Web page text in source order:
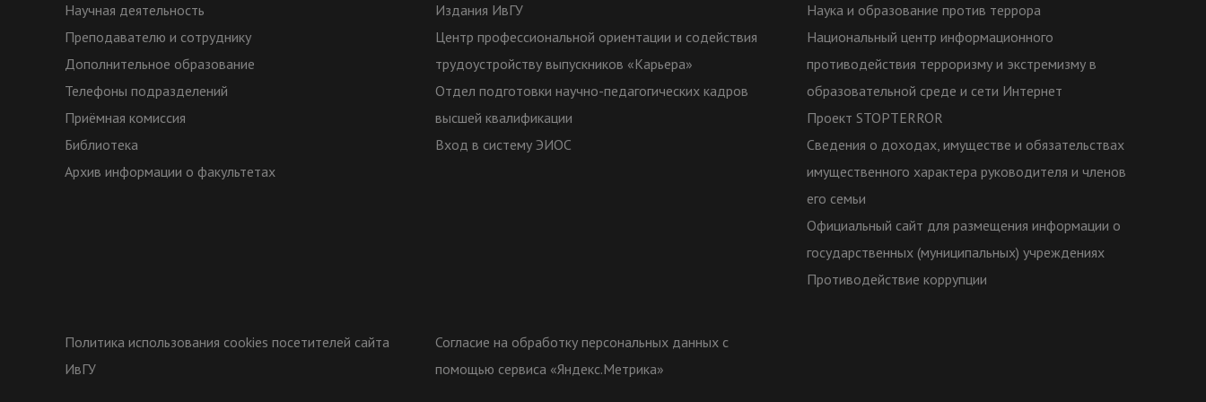
Научная деятельность
Преподавателю и сотруднику
Дополнительное образование
Телефоны подразделений
Приёмная комиссия
Библиотека
Архив информации о факультетах
Издания ИвГУ
Центр профессиональной ориентации и содействия
трудоустройству выпускников «Карьера»
Отдел подготовки научно-педагогических кадров
высшей квалификации
Вход в систему ЭИОС
Наука и образование против террора
Национальный центр информационного
противодействия терроризму и экстремизму в
образовательной среде и сети Интернет
Проект STOPTERROR
Сведения о доходах, имуществе и обязательствах
имущественного характера руководителя и членов
его семьи
Официальный сайт для размещения информации о
государственных (муниципальных) учреждениях
Противодействие коррупции
Политика использования cookies посетителей сайта
ИвГУ
Согласие на обработку персональных данных с
помощью сервиса «Яндекс.Метрика»